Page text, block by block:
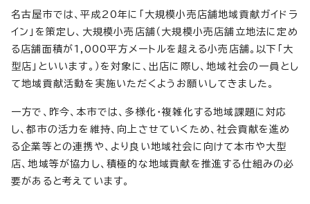
名古屋市では、平成20年に「大規模小売店舗地域貢献ガイドラ
イン」を策定し、大規模小売店舗（大規模小売店舗立地法に定め
る店舗面積が1,000平方メートルを超える小売店舗。以下「大
型店」といいます。）を対象に、出店に際し、地域社会の一員とし
て地域貢献活動を実施いただくようお願いしてきました。
一方で、昨今、本市では、多様化・複雑化する地域課題に対応
し、都市の活力を維持、向上させていくため、社会貢献を進め
る企業等との連携や、より良い地域社会に向けて本市や大型
店、地域等が協力し、積極的な地域貢献を推進する仕組みの必
要があると考えています。